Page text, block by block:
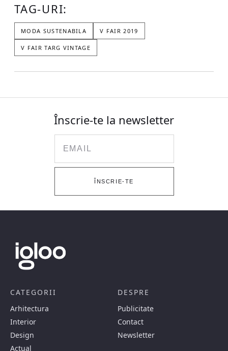
TAG-URI:
MODA SUSTENABILA V FAIR 2019
V FAIR TARG VINTAGE
Înscrie-te la newsletter
ÎNSCRIE-TE
CATEGORII
Arhitectura
Interior
Design
Actual
DESPRE
Publicitate
Contact
Newsletter